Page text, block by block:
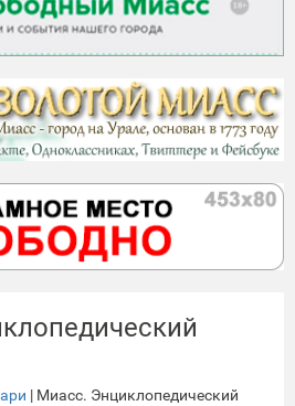
| Миасс. Энциклопедический